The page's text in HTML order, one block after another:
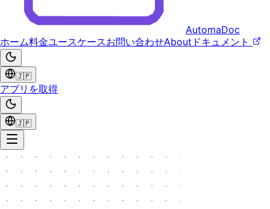
AutomaDoc
ホーム料金ユースケースお問い合わせAbout ドキュメント
🇯🇵
アプリを取得
🇯🇵